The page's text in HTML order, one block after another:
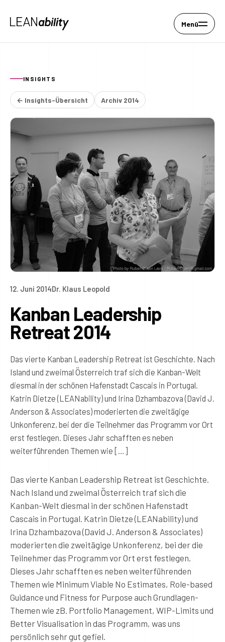
Menü
INSIGHTS
← Insights-Übersicht Archiv 2014
12. Juni 2014Dr. Klaus Leopold
Kanban Leadership
Retreat 2014
Das vierte Kanban Leadership Retreat ist Geschichte. Nach
Island und zweimal Österreich traf sich die Kanban-Welt
diesmal in der schönen Hafenstadt Cascais in Portugal.
Katrin Dietze (LEANability) und Irina Dzhambazova (David J.
Anderson & Associates) moderierten die zweitägige
Unkonferenz, bei der die Teilnehmer das Programm vor Ort
erst festlegen. Dieses Jahr schafften es neben
weiterführenden Themen wie […]
Das vierte Kanban Leadership Retreat ist Geschichte.
Nach Island und zweimal Österreich traf sich die
Kanban-Welt diesmal in der schönen Hafenstadt
Cascais in Portugal. Katrin Dietze (LEANability) und
Irina Dzhambazova (David J. Anderson & Associates)
moderierten die zweitägige Unkonferenz, bei der die
Teilnehmer das Programm vor Ort erst festlegen.
Dieses Jahr schafften es neben weiterführenden
Themen wie Minimum Viable No Estimates, Role-based
Guidance und Fitness for Purpose auch Grundlagen-
Themen wie zB. Portfolio Management, WIP-Limits und
Better Visualisation in das Programm, was uns
persönlich sehr gut gefiel.